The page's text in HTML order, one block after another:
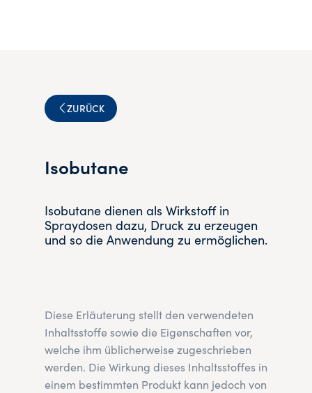
ZURÜCK
Isobutane
Isobutane dienen als Wirkstoff in
Spraydosen dazu, Druck zu erzeugen
und so die Anwendung zu ermöglichen.
Diese Erläuterung stellt den verwendeten
Inhaltsstoffe sowie die Eigenschaften vor,
welche ihm üblicherweise zugeschrieben
werden. Die Wirkung dieses Inhaltsstoffes in
einem bestimmten Produkt kann jedoch von